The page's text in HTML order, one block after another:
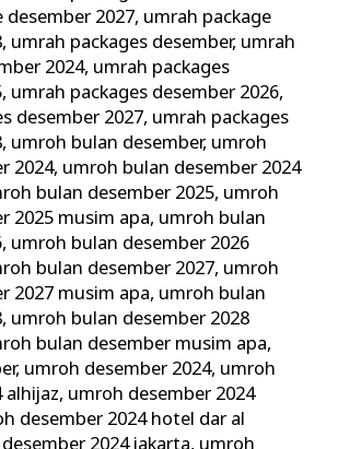
desember 2027, umrah package
, umrah packages desember, umrah
2024, umrah packages
, umrah packages desember 2026,
desember 2027, umrah packages
, umroh bulan desember, umroh
2024, umroh bulan desember 2024
bulan desember 2025, umroh
2025 musim apa, umroh bulan
, umroh bulan desember 2026
bulan desember 2027, umroh
2027 musim apa, umroh bulan
, umroh bulan desember 2028
bulan desember musim apa,
, umroh desember 2024, umroh
alhijaz, umroh desember 2024
desember 2024 hotel dar al